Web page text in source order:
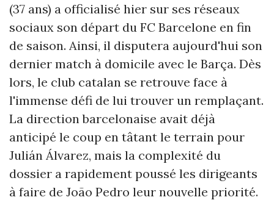
(37 ans) a officialisé hier sur ses réseaux
sociaux son départ du FC Barcelone en fin
de saison. Ainsi, il disputera aujourd'hui son
dernier match à domicile avec le Barça. Dès
lors, le club catalan se retrouve face à
l'immense défi de lui trouver un remplaçant.
La direction barcelonaise avait déjà
anticipé le coup en tâtant le terrain pour
Julián Álvarez, mais la complexité du
dossier a rapidement poussé les dirigeants
à faire de João Pedro leur nouvelle priorité.